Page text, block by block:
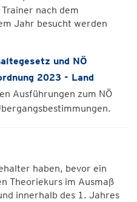
nach dem
Jahr besucht werden
und NÖ
2023 - Land
Ausführungen zum NÖ
haben, bevor ein
Theoriekurs im Ausmaß
innerhalb des 1. Jahres